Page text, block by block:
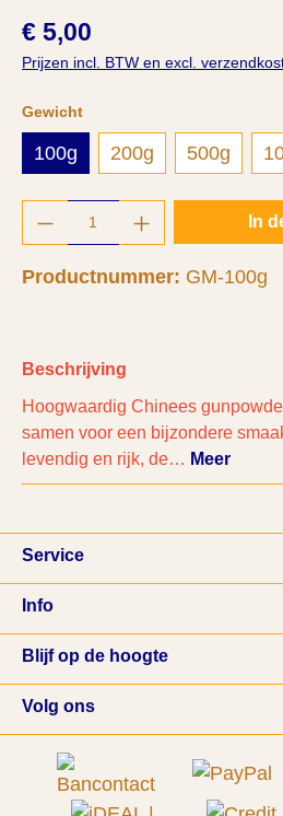
€ 5,00
Prijzen incl. BTW en excl.
Selecteer
Gewicht
100g 200g 500g
Producthoeveelheid: In
Productnummer: GM-100g
Beschrijving
Hoogwaardig Chinees
samen voor een bijzondere
levendig en rijk, de… Meer
Service
Info
Blijf op de hoogte
Volg ons